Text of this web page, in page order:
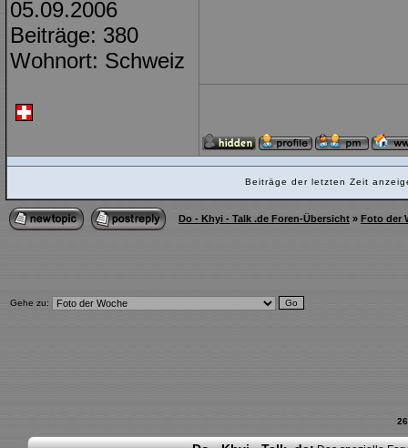
05.09.2006
Beiträge: 380
Wohnort: Schweiz
Beiträge der letzten Zeit
Do - Khyi - Talk .de Foren-Übersicht » Foto der
Gehe zu: